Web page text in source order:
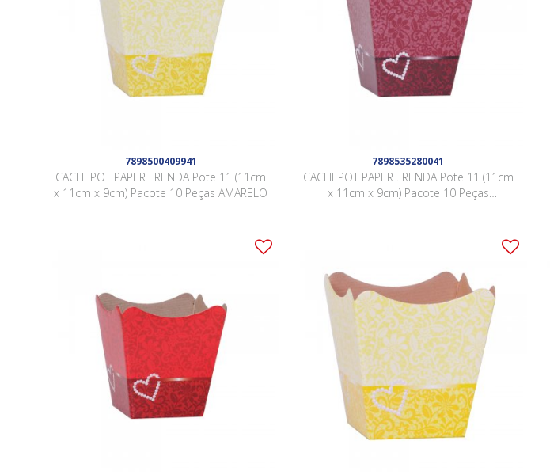
7898500409941
CACHEPOT PAPER . RENDA Pote 11 (11cm
x 11cm x 9cm) Pacote 10 Peças AMARELO
7898535280041
CACHEPOT PAPER . RENDA Pote 11 (11cm
x 11cm x 9cm) Pacote 10 Peças